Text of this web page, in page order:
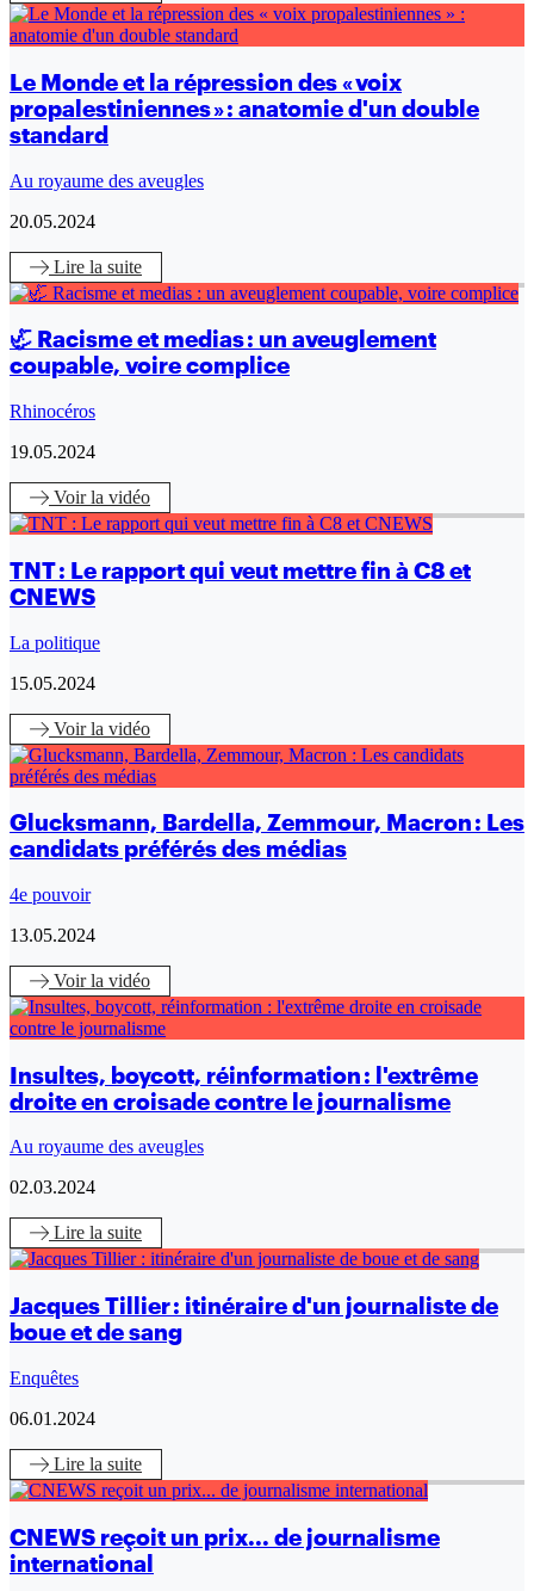
Le Monde et la répression des « voix
propalestiniennes » : anatomie d'un double
standard
Au royaume des aveugles
20.05.2024
Lire la suite
🦏 Racisme et medias : un aveuglement
coupable, voire complice
Rhinocéros
19.05.2024
Voirla vidéo
TNT : Le rapport qui veut mettre fin à C8 et
CNEWS
La politique
15.05.2024
Voirla vidéo
Glucksmann, Bardella, Zemmour, Macron : Les
candidats préférés des médias
4e pouvoir
13.05.2024
Voirla vidéo
Insultes, boycott, réinformation : l'extrême
droite en croisade contre le journalisme
Au royaume des aveugles
02.03.2024
Lire la suite
Jacques Tillier : itinéraire d'un journaliste de
boue et de sang
Enquêtes
06.01.2024
Lire la suite
CNEWS reçoit un prix... de journalisme
international